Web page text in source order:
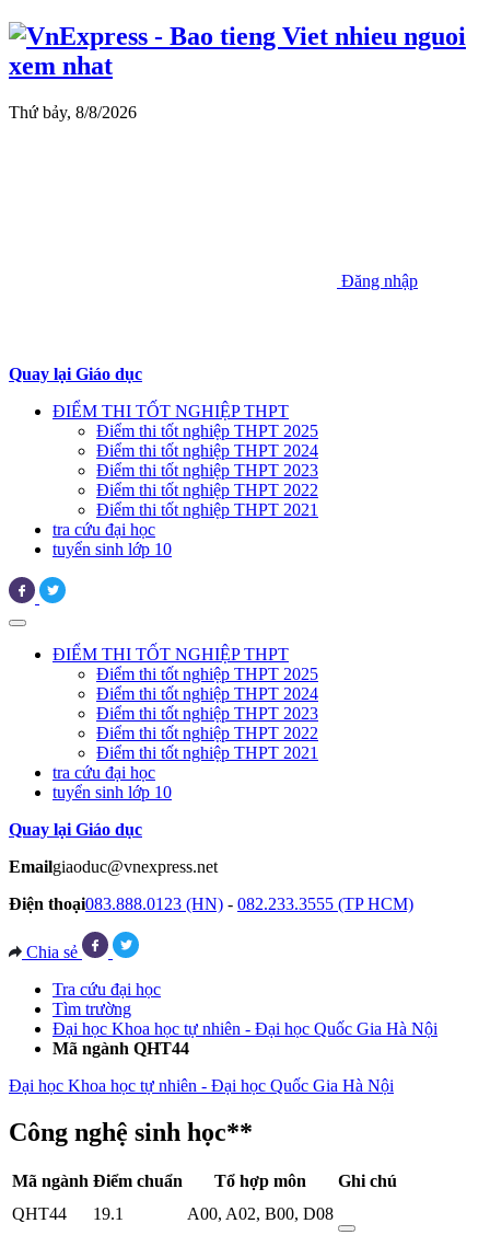
Thứ bảy, 8/8/2026
Đăng nhập
Quay lại Giáo dục
ĐIỂM THI TỐT NGHIỆP THPT
Điểm thi tốt nghiệp THPT 2025
Điểm thi tốt nghiệp THPT 2024
Điểm thi tốt nghiệp THPT 2023
Điểm thi tốt nghiệp THPT 2022
Điểm thi tốt nghiệp THPT 2021
tra cứu đại học
tuyển sinh lớp 10
ĐIỂM THI TỐT NGHIỆP THPT
Điểm thi tốt nghiệp THPT 2025
Điểm thi tốt nghiệp THPT 2024
Điểm thi tốt nghiệp THPT 2023
Điểm thi tốt nghiệp THPT 2022
Điểm thi tốt nghiệp THPT 2021
tra cứu đại học
tuyển sinh lớp 10
Quay lại Giáo dục
Emailgiaoduc@vnexpress.net
Điện thoại083.888.0123 (HN) - 082.233.3555 (TP HCM)
Chia sẻ
Tra cứu đại học
Tìm trường
Đại học Khoa học tự nhiên - Đại học Quốc Gia Hà Nội
Mã ngành QHT44
Đại học Khoa học tự nhiên - Đại học Quốc Gia Hà Nội
Công nghệ sinh học**
Mã ngành Điểm chuẩn Tổ hợp môn
Ghi chú
QHT44
19.1 A00, A02, B00, D08